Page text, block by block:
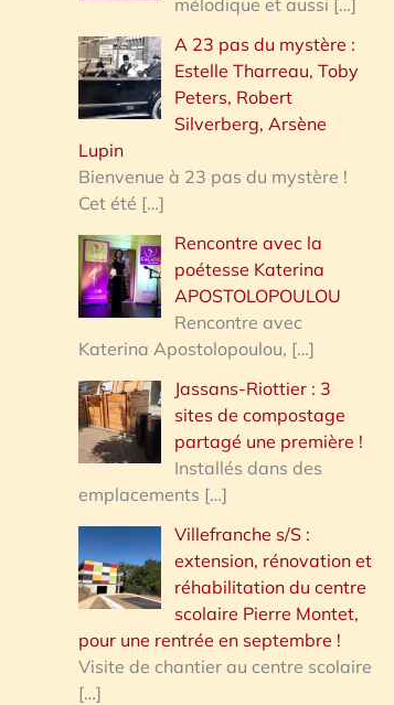
A 23 pas du mystère :
Estelle Tharreau, Toby
Peters, Robert
Silverberg, Arsène
Lupin
Bienvenue à 23 pas du mystère !
Cet été […]
Rencontre avec la
poétesse Katerina
APOSTOLOPOULOU
Rencontre avec
Katerina Apostolopoulou, […]
Jassans-Riottier : 3
sites de compostage
partagé une première !
Installés dans des
emplacements […]
Villefranche s/S :
extension, rénovation et
réhabilitation du centre
scolaire Pierre Montet,
pour une rentrée en septembre !
Visite de chantier au centre scolaire
[…]